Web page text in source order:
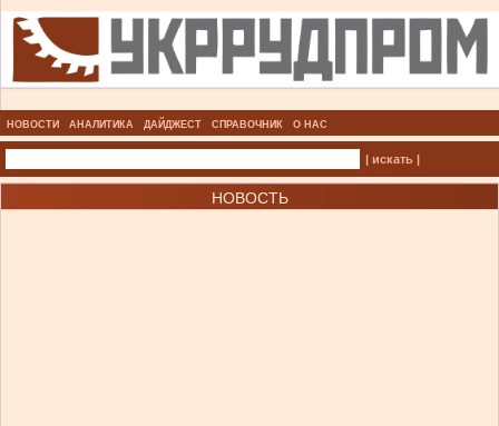
НОВОСТИ АНАЛИТИКА ДАЙДЖЕСТ СПРАВОЧНИК О НАС
| искать |
НОВОСТЬ